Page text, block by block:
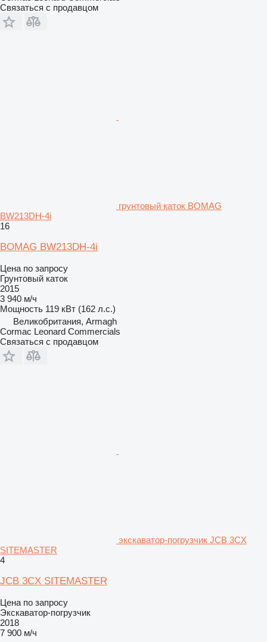
Связаться с продавцом
грунтовый каток BOMAG
BW213DH-4i
16
BOMAG BW213DH-4i
Цена по запросу
Грунтовый каток
2015
3 940 м/ч
Мощность 119 кВт (162 л.с.)
Великобритания, Armagh
Cormac Leonard Commercials
Связаться с продавцом
экскаватор-погрузчик JCB 3CX
SITEMASTER
4
JCB 3CX SITEMASTER
Цена по запросу
Экскаватор-погрузчик
2018
7 900 м/ч